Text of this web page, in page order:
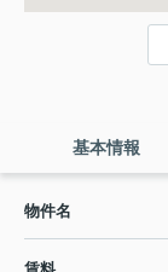
基本情報
物件名